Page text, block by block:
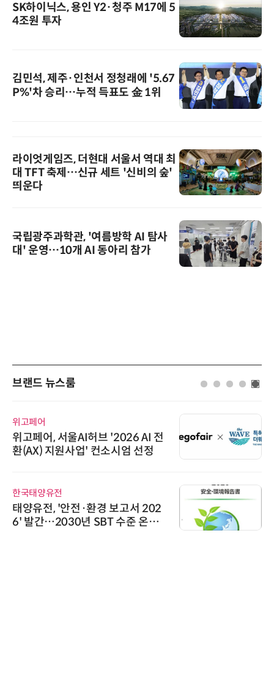
SK하이닉스, 용인 Y2·청주 M17에 5
4조원 투자
김민석, 제주·인천서 정청래에 '5.67
P%'차 승리…누적 득표도 金 1위
라이엇게임즈, 더현대 서울서 역대 최
대 TFT 축제…신규 세트 '신비의 숲'
띄운다
국립광주과학관, '여름방학 AI 탐사
대' 운영…10개 AI 동아리 참가
브랜드 뉴스룸
위고페어
위고페어, 서울AI허브 '2026 AI 전
환(AX) 지원사업' 컨소시엄 선정
한국태양유전
태양유전, '안전·환경 보고서 202
6' 발간…2030년 SBT 수준 온실